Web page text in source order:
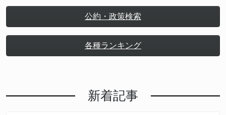
公約・政策検索
各種ランキング
新着記事